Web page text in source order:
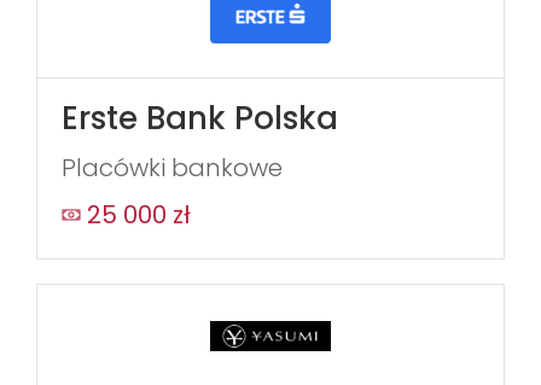
Erste Bank Polska
Placówki bankowe
25 000 zł